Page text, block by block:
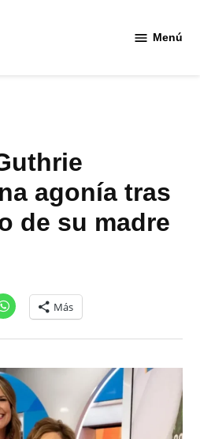
Menú
agonía tras
de su madre
Más